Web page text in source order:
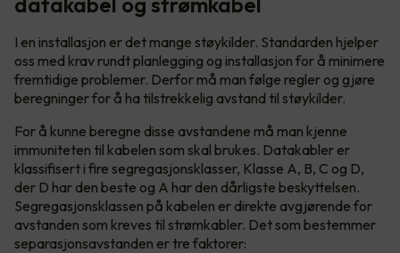
I en installasjon er det mange støykilder. Standarden hjelper
oss med krav rundt planlegging og installasjon for å minimere
fremtidige problemer. Derfor må man følge regler og gjøre
beregninger for å ha tilstrekkelig avstand til støykilder.
For å kunne beregne disse avstandene må man kjenne
immuniteten til kabelen som skal brukes. Datakabler er
klassifisert i fire segregasjonsklasser, Klasse A, B, C og D,
der D har den beste og A har den dårligste beskyttelsen.
Segregasjonsklassen på kabelen er direkte avgjørende for
avstanden som kreves til strømkabler. Det som bestemmer
separasjonsavstanden er tre faktorer: